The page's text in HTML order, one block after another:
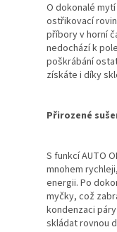
O dokonalé
ostřikovací
příbory v horní
nedochází k
poškrábání
získáte i díky
Přirozené
S funkcí AUTO
mnohem
energii. Po
myčky, což
kondenzaci
skládat rovnou